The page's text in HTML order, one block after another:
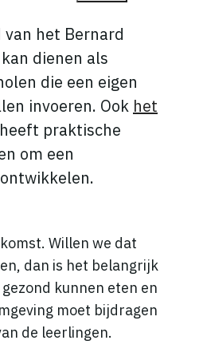
het Bernard
dienen als
die een eigen
invoeren. Ook het
heeft praktische
om een
Willen we dat
dan is het belangrijk
kunnen eten en
moet bijdragen
de leerlingen.